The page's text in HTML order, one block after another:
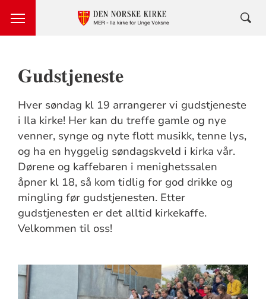
Gudstjeneste
Hver søndag kl 19 arrangerer vi gudstjeneste
i Ila kirke! Her kan du treffe gamle og nye
venner, synge og nyte flott musikk, tenne lys,
og ha en hyggelig søndagskveld i kirka vår.
Dørene og kaffebaren i menighetssalen
åpner kl 18, så kom tidlig for god drikke og
mingling før gudstjenesten. Etter
gudstjenesten er det alltid kirkekaffe.
Velkommen til oss!